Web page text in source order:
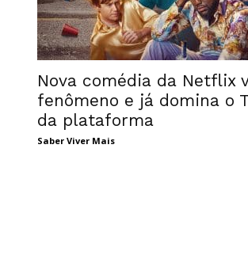
Nova comédia da Netflix
fenômeno e já domina o
da plataforma
Saber Viver Mais